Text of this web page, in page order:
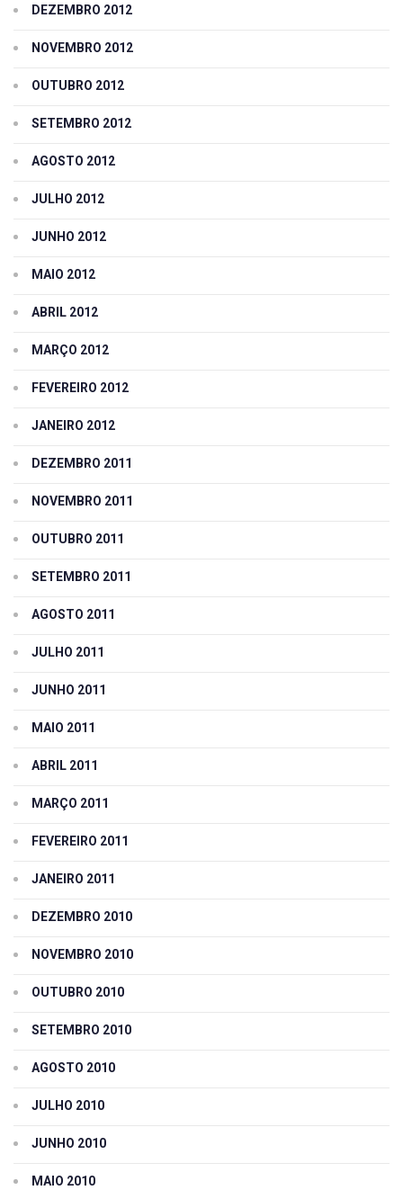
DEZEMBRO 2012
NOVEMBRO 2012
OUTUBRO 2012
SETEMBRO 2012
AGOSTO 2012
JULHO 2012
JUNHO 2012
MAIO 2012
ABRIL 2012
MARÇO 2012
FEVEREIRO 2012
JANEIRO 2012
DEZEMBRO 2011
NOVEMBRO 2011
OUTUBRO 2011
SETEMBRO 2011
AGOSTO 2011
JULHO 2011
JUNHO 2011
MAIO 2011
ABRIL 2011
MARÇO 2011
FEVEREIRO 2011
JANEIRO 2011
DEZEMBRO 2010
NOVEMBRO 2010
OUTUBRO 2010
SETEMBRO 2010
AGOSTO 2010
JULHO 2010
JUNHO 2010
MAIO 2010